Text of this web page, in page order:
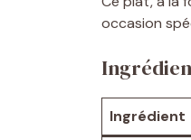
occasion
Ingrédient